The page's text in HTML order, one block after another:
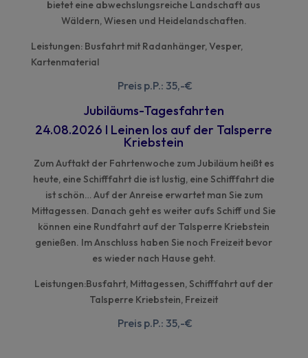
bietet eine abwechslungsreiche Landschaft aus
Wäldern, Wiesen und Heidelandschaften.
Leistungen: Busfahrt mit Radanhänger, Vesper,
Kartenmaterial
Preis p.P.: 35,-€
Jubiläums-Tagesfahrten
24.08.2026 I Leinen los auf der Talsperre
Kriebstein
Zum Auftakt der Fahrtenwoche zum Jubiläum heißt es
heute, eine Schifffahrt die ist lustig, eine Schifffahrt die
ist schön… Auf der Anreise erwartet man Sie zum
Mittagessen. Danach geht es weiter aufs Schiff und Sie
können eine Rundfahrt auf der Talsperre Kriebstein
genießen. Im Anschluss haben Sie noch Freizeit bevor
es wieder nach Hause geht.
Leistungen:Busfahrt, Mittagessen, Schifffahrt auf der
Talsperre Kriebstein, Freizeit
Preis p.P.: 35,-€